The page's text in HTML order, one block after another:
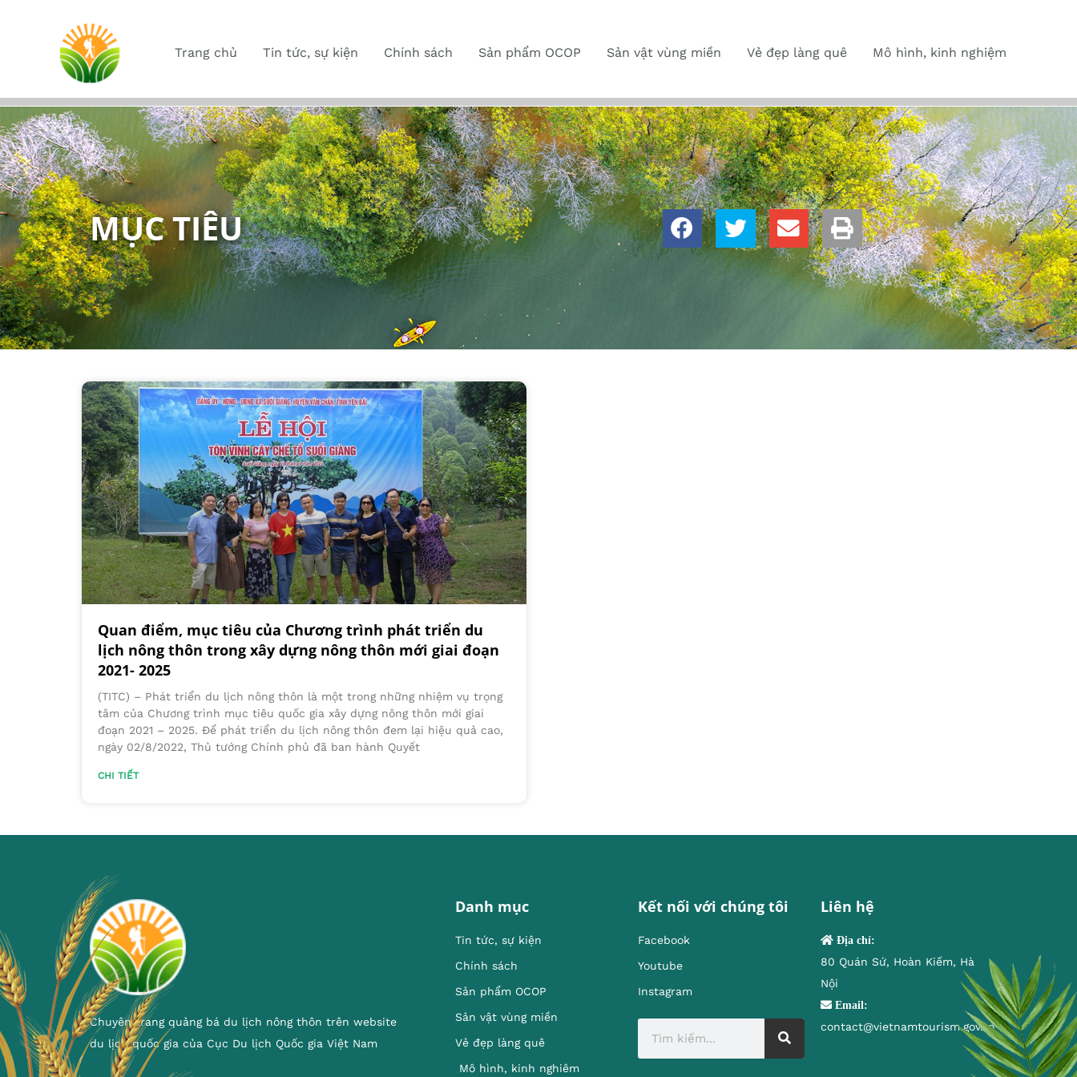
Trang chủ Tin tức, sự kiện Chính sách Sản phẩm OCOP Sản vật vùng miền Vẻ đẹp làng quê Mô hình, kinh nghiệm
MỤC TIÊU
Quan điểm, mục tiêu của Chương trình phát triển du
lịch nông thôn trong xây dựng nông thôn mới giai đoạn
2021- 2025
(TITC) – Phát triển du lịch nông thôn là một trong những nhiệm vụ trọng
tâm của Chương trình mục tiêu quốc gia xây dựng nông thôn mới giai
đoạn 2021 – 2025. Để phát triển du lịch nông thôn đem lại hiệu quả cao,
ngày 02/8/2022, Thủ tướng Chính phủ đã ban hành Quyết
CHI TIẾT
Chuyên trang quảng bá du lịch nông thôn trên website
du lịch quốc gia của Cục Du lịch Quốc gia Việt Nam
Danh mục
Tin tức, sự kiện
Chính sách
Sản phẩm OCOP
Sản vật vùng miền
Vẻ đẹp làng quê
Mô hình, kinh nghiêm
Kết nối với chúng tôi
Facebook
Youtube
Instagram
Liên hệ
Địa chỉ:
80 Quán Sứ, Hoàn Kiếm, Hà
Nội
Email:
contact@vietnamtourism.gov.vn